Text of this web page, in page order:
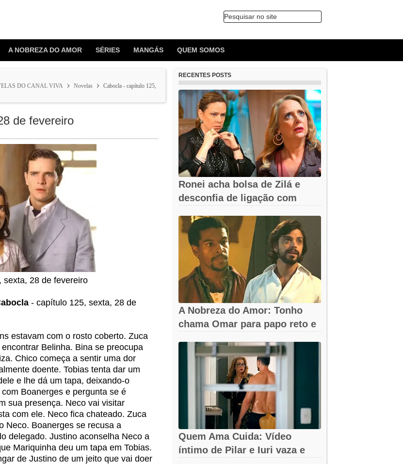
Pesquisar no site
A NOBREZA DO AMOR SÉRIES MANGÁS QUEM SOMOS
DO CANAL VIVA
Novelas
Cabocla - capítulo 125,
de fevereiro
sexta, 28 de fevereiro
- capítulo 125, sexta, 28 de
estavam com o rosto coberto. Zuca
Belinha. Bina se preocupa
Chico começa a sentir uma dor
doente. Tobias tenta dar um
e lhe dá um tapa, deixando-o
Boanerges e pergunta se é
sua presença. Neco vai visitar
com ele. Neco fica chateado. Zuca
Neco. Boanerges se recusa a
delegado. Justino aconselha Neco a
Mariquinha deu um tapa em Tobias.
de Justino de um jeito que vai doer
RECENTES POSTS
Ronei acha bolsa de Zilá e
desconfia de ligação com
A Nobreza do Amor: Tonho
chama Omar para papo reto e
Quem Ama Cuida: Vídeo
íntimo de Pilar e Iuri vaza e